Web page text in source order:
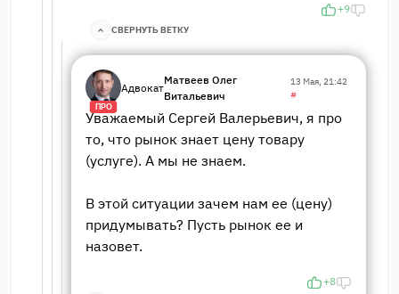
+9
СВЕРНУТЬ ВЕТКУ
ПРО
Адвокат
Матвеев Олег
Витальевич
13 Мая, 21:42
#
Уважаемый Сергей Валерьевич, я про
то, что рынок знает цену товару
(услуге). А мы не знаем.
В этой ситуации зачем нам ее (цену)
придумывать? Пусть рынок ее и
назовет.
+8